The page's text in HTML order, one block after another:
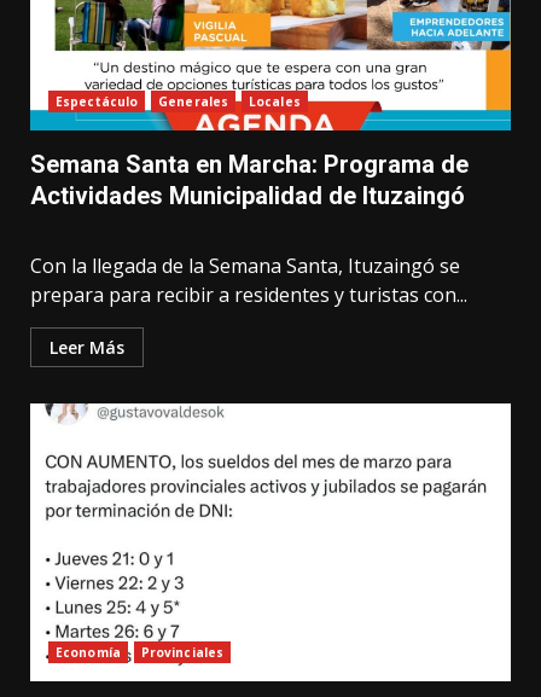
Espectáculo Generales Locales
Semana Santa en Marcha: Programa de
Actividades Municipalidad de Ituzaingó
Con la llegada de la Semana Santa, Ituzaingó se
prepara para recibir a residentes y turistas con...
Leer Más
Economía Provinciales